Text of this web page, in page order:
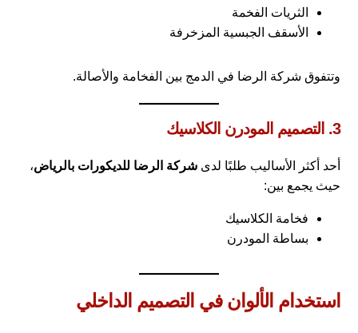
الثريات الفخمة
الأسقف الجبسية المزخرفة
وتتفوق شركة الرضا في الدمج بين الفخامة والأصالة.
3. التصميم المودرن الكلاسيك
أحد أكثر الأساليب طلبًا لدىشركة الرضا للديكورات بالرياض،
حيث يجمع بين:
فخامة الكلاسيك
بساطة المودرن
استخدام الألوان في التصميم الداخلي